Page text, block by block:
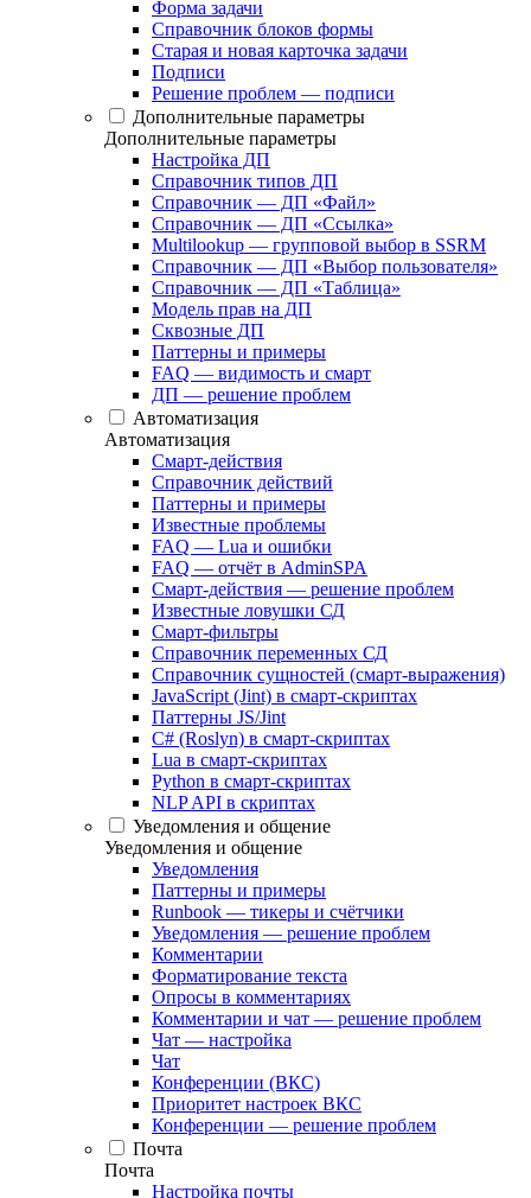
Форма задачи
Справочник блоков формы
Старая и новая карточка задачи
Подписи
Решение проблем — подписи
Дополнительные параметры
Дополнительные параметры
Настройка ДП
Справочник типов ДП
Справочник — ДП «Файл»
Справочник — ДП «Ссылка»
Multilookup — групповой выбор в SSRM
Справочник — ДП «Выбор пользователя»
Справочник — ДП «Таблица»
Модель прав на ДП
Сквозные ДП
Паттерны и примеры
FAQ — видимость и смарт
ДП — решение проблем
Автоматизация
Автоматизация
Смарт-действия
Справочник действий
Паттерны и примеры
Известные проблемы
FAQ — Lua и ошибки
FAQ — отчёт в AdminSPA
Смарт-действия — решение проблем
Известные ловушки СД
Смарт-фильтры
Справочник переменных СД
Справочник сущностей (смарт-выражения)
JavaScript (Jint) в смарт-скриптах
Паттерны JS/Jint
C# (Roslyn) в смарт-скриптах
Lua в смарт-скриптах
Python в смарт-скриптах
NLP API в скриптах
Уведомления и общение
Уведомления и общение
Уведомления
Паттерны и примеры
Runbook — тикеры и счётчики
Уведомления — решение проблем
Комментарии
Форматирование текста
Опросы в комментариях
Комментарии и чат — решение проблем
Чат — настройка
Чат
Конференции (ВКС)
Приоритет настроек ВКС
Конференции — решение проблем
Почта
Почта
Настройка почты